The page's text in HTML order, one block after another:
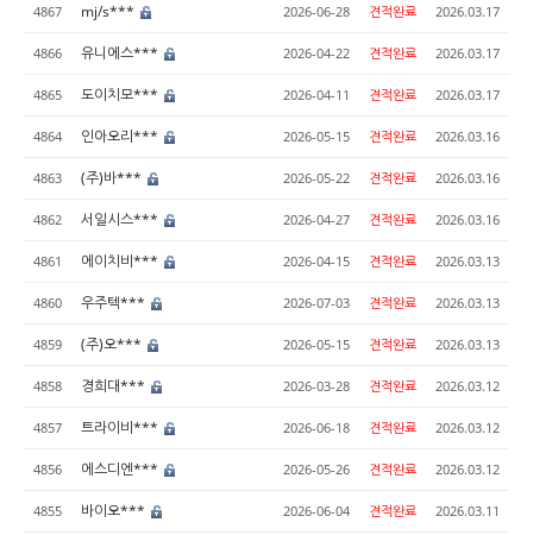
4867 mj/s*** 2026-06-28 견적완료 2026.03.17
4866 유니에스*** 2026-04-22 견적완료 2026.03.17
4865 도이치모*** 2026-04-11 견적완료 2026.03.17
4864 인아오리*** 2026-05-15 견적완료 2026.03.16
4863 (주)바*** 2026-05-22 견적완료 2026.03.16
4862 서일시스*** 2026-04-27 견적완료 2026.03.16
4861 에이치비*** 2026-04-15 견적완료 2026.03.13
4860 우주텍*** 2026-07-03 견적완료 2026.03.13
4859 (주)오*** 2026-05-15 견적완료 2026.03.13
4858 경희대*** 2026-03-28 견적완료 2026.03.12
4857 트라이비*** 2026-06-18 견적완료 2026.03.12
4856 에스디엔*** 2026-05-26 견적완료 2026.03.12
4855 바이오*** 2026-06-04 견적완료 2026.03.11